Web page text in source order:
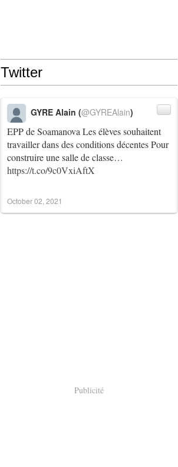
Twitter
EPP de Soamanova Les élèves souhaitent
travailler dans des conditions décentes Pour
construire une salle de classe…
https://t.co/9c0VxiAftX
GYRE Alain (@GYREAlain)
October 02, 2021
Publicité